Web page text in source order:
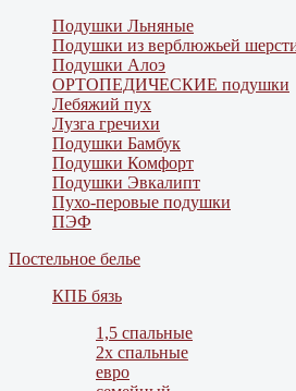
Подушки Льняные
Подушки из верблюжьей
Подушки Алоэ
ОРТОПЕДИЧЕСКИЕ подушки
Лебяжий пух
Лузга гречихи
Подушки Бамбук
Подушки Комфорт
Подушки Эвкалипт
Пухо-перовые подушки
ПЭФ
Постельное белье
КПБ бязь
1,5 спальные
2х спальные
евро